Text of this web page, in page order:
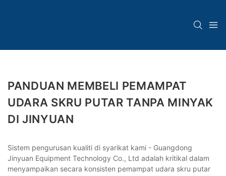
PANDUAN MEMBELI PEMAMPAT
UDARA SKRU PUTAR TANPA MINYAK
DI JINYUAN
Sistem pengurusan kualiti di syarikat kami - Guangdong
Jinyuan Equipment Technology Co., Ltd adalah kritikal dalam
menyampaikan secara konsisten pemampat udara skru putar